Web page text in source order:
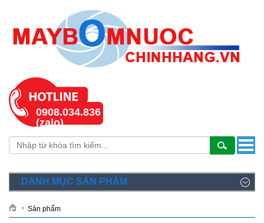
0908.034.836
(zalo)
DANH MỤC SẢN PHẨM
Sản phẩm